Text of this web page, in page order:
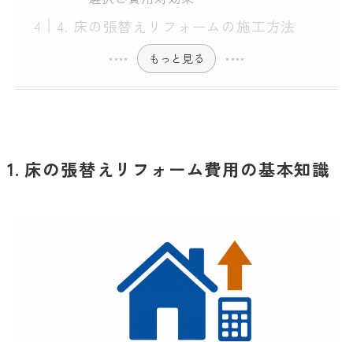
4. 床の張替えリフォームの施工方法
もっと見る
1. 床の張替えリフォーム費用の基本知識